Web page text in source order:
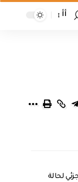
أأ
لحالة